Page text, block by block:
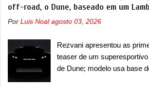
passa a trazer um vinco
destacado que atravessa
faróis. Ele ainda possui um
novo abaixo do vinco e uma
inferio...
uma pegada mais off-road.
muito bem com o
5 e Bao 8, além do Tai 3 e
de... sedãs. Antecipado por
Formula S será o primeiro
Fang Cheng Bao, que
off-road, o Dune, baseado em um
Por Luis Noal agosto 03, 2026
Rezvani apresentou as
teaser de um
de Dune; modelo usa base